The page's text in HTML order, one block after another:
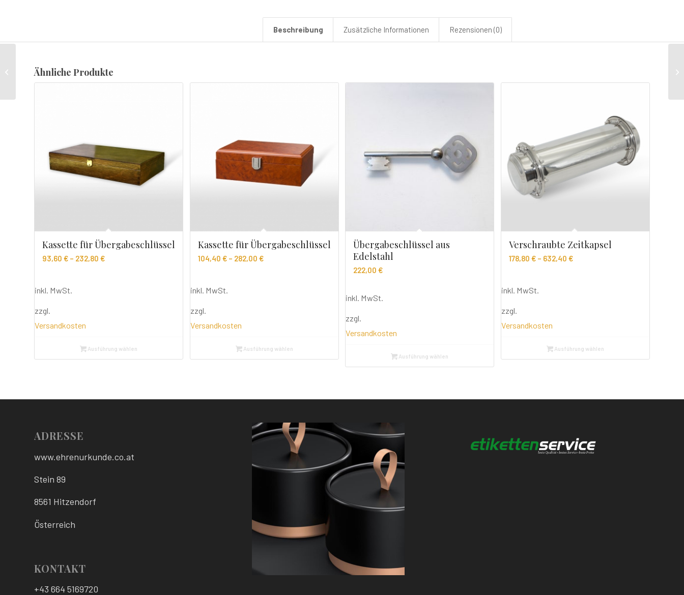
Beschreibung Zusätzliche Informationen Rezensionen (0)
Ähnliche Produkte
Kassette für Übergabeschlüssel
93,60 € – 232,80 €
inkl. MwSt.
zzgl.
Versandkosten
Ausführung wählen
Kassette für Übergabeschlüssel
104,40 €– 282,00 €
inkl. MwSt.
zzgl.
Versandkosten
Ausführung wählen
Übergabeschlüssel aus
Edelstahl
222,00€
inkl. MwSt.
zzgl.
Versandkosten
Ausführung wählen
Verschraubte Zeitkapsel
178,80 €– 632,40 €
inkl. MwSt.
zzgl.
Versandkosten
Ausführung wählen
ADRESSE
www.ehrenurkunde.co.at
Stein 89
8561 Hitzendorf
Österreich
KONTAKT
+43 664 5169720
Edelstahlrolle